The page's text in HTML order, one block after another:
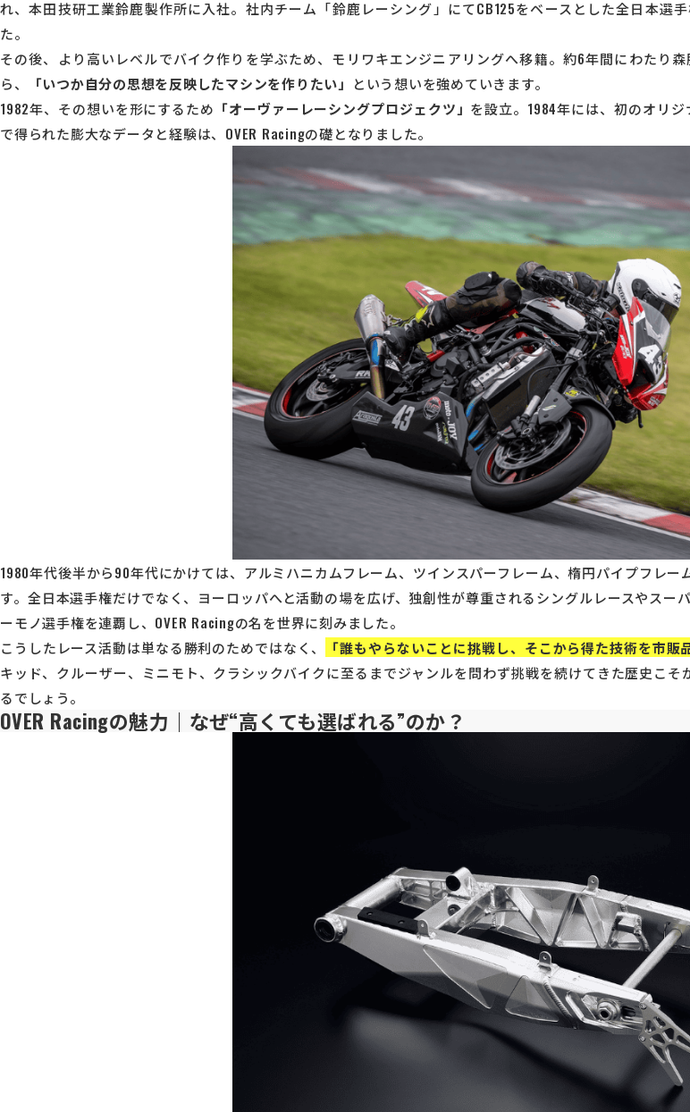
れ、本田技研工業鈴鹿製作所に入社。社内チーム「鈴鹿レーシング」にてCB125をベースとした全日本選
た。
その後、より高いレベルでバイク作りを学ぶため、モリワキエンジニアリングへ移籍。約6年間にわたり
ら、
「いつか自分の思想を反映したマシンを作りたい」 という想いを強めていきます。
1982年、その想いを形にするため 「オーヴァーレーシングプロジェクツ」 を設立。1984年には、初のオリ
で得られた膨大なデータと経験は、OVER Racingの礎となりました。
1980年代後半から90年代にかけては、アルミハニカムフレーム、ツインスパーフレーム、楕円パイプフレ
す。全日本選手権だけでなく、ヨーロッパへと活動の場を広げ、独創性が尊重されるシングルレースやスー
ーモノ選手権を連覇し、OVER Racingの名を世界に刻みました。
こうしたレース活動は単なる勝利のためではなく、
「誰もやらないことに挑戦し、そこから得た技術を市販
キッド、クルーザー、ミニモト、クラシックバイクに至るまでジャンルを問わず挑戦を続けてきた歴史こ
るでしょう。
OVER Racingの魅力｜なぜ“高くても選ばれる”のか？